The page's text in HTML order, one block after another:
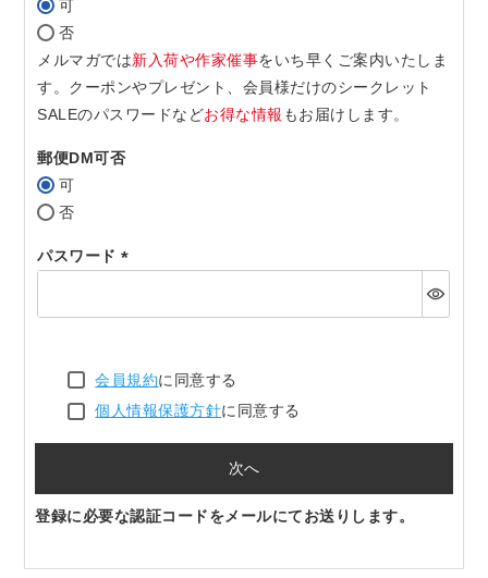
可
否
メルマガでは新入荷や作家催事をいち早くご案内いたしま
す。クーポンやプレゼント、会員様だけのシークレット
SALEのパスワードなどお得な情報 もお届けします。
郵便DM可否
可
否
パスワード
須)
会員規約に同意する
個人情報保護方針に同意する
次へ
登録に必要な認証コードをメールにてお送りします。